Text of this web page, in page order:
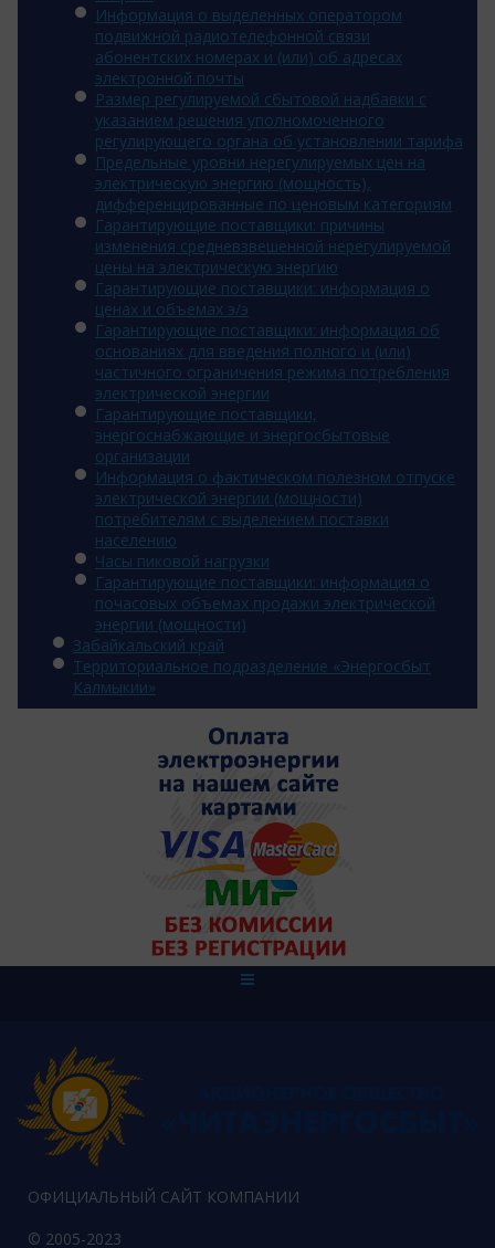
Информация о выделенных оператором
подвижной радиотелефонной связи
абонентских номерах и (или) об адресах
электронной почты
Размер регулируемой сбытовой надбавки с
указанием решения уполномоченного
регулирующего органа об установлении тарифа
Предельные уровни нерегулируемых цен на
электрическую энергию (мощность),
дифференцированные по ценовым категориям
Гарантирующие поставщики: причины
изменения средневзвешенной нерегулируемой
цены на электрическую энергию
Гарантирующие поставщики: информация о
ценах и объемах э/э
Гарантирующие поставщики: информация об
основаниях для введения полного и (или)
частичного ограничения режима потребления
электрической энергии
Гарантирующие поставщики,
энергоснабжающие и энергосбытовые
организации
Информация о фактическом полезном отпуске
электрической энергии (мощности)
потребителям с выделением поставки
населению
Часы пиковой нагрузки
Гарантирующие поставщики: информация о
почасовых объемах продажи электрической
энергии (мощности)
Забайкальский край
Территориальное подразделение «Энергосбыт
Калмыкии»
ОФИЦИАЛЬНЫЙ САЙТ КОМПАНИИ
© 2005-2023